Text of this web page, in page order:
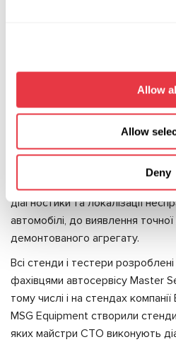
Allow
Allow
Deny
з гідропідсилювачем будь-
Діагностика рульових рейок
Надійний і безпечний в
Фахівці MSG Equipment
обладнання, який уможливлює
системи ГПК та її елементів на
діагностики та локалізації
автомобілі, до виявлення
демонтованого агрегату.
Всі стенди і тестери
фахівцями автосервісу Master
тому числі і на стендах
MSG Equipment створили
яких майстри СТО виконують